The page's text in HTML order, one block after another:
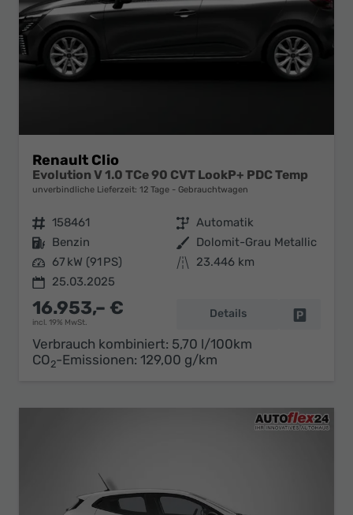
Renault Clio
Evolution V 1.0 TCe 90 CVT LookP+ PDC Temp
unverbindliche Lieferzeit: 12 Tage Gebrauchtwagen
Fahrzeugnr. 158461 Getriebe Automatik
Kraftstoff Benzin Außenfarbe Dolomit-Grau Metallic
Leistung 67 kW (91 PS) Kilometerstand
23.446 km
25.03.2025
16.953,– €
incl. 19% MwSt.
Details
Verbrauch kombiniert: 5,70 l/100km
CO2-Emissionen: 129,00 g/km